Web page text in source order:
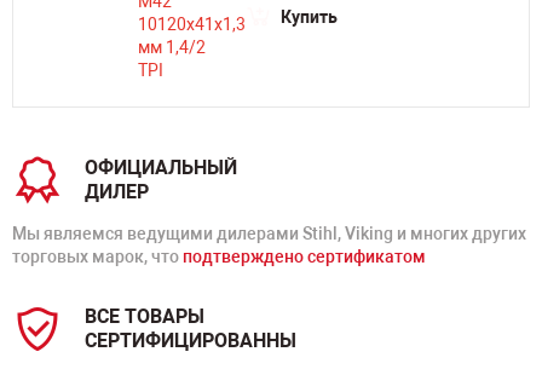
Купить
ОФИЦИАЛЬНЫЙ
ДИЛЕР
Мы являемся ведущими дилерами Stihl, Viking и многих других
торговых марок, что подтверждено сертификатом
ВСЕ ТОВАРЫ
СЕРТИФИЦИРОВАННЫ